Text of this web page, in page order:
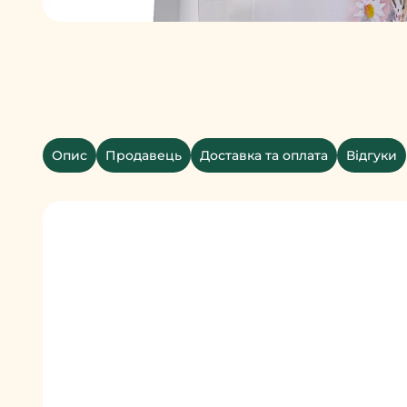
Опис Продавець Доставка та оплата Відгуки